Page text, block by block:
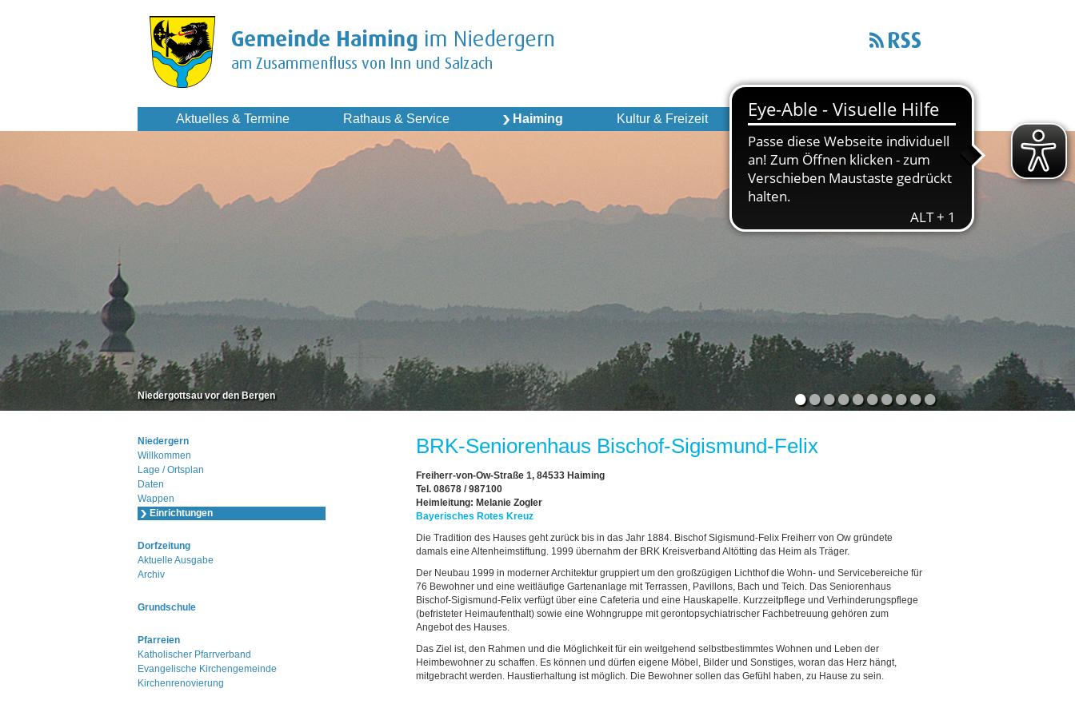
Aktuelles & Termine Rathaus & Service Haiming Kultur & Freizeit Wirtschaft & Infrastruktur
••••••••••
Niedergottsau vor den Bergen
Niedergern
Willkommen
Lage / Ortsplan
Daten
Wappen
Einrichtungen
Dorfzeitung
Aktuelle Ausgabe
Archiv
Grundschule
Pfarreien
Katholischer Pfarrverband
Evangelische Kirchengemeinde
Kirchenrenovierung
BRK-Seniorenhaus Bischof-Sigismund-Felix
Freiherr-von-Ow-Straße 1, 84533 Haiming
Tel. 08678 / 987100
Heimleitung: Melanie Zogler
Bayerisches Rotes Kreuz
Die Tradition des Hauses geht zurück bis in das Jahr 1884. Bischof Sigismund-Felix Freiherr von Ow gründete
damals eine Altenheimstiftung. 1999 übernahm der BRK Kreisverband Altötting das Heim als Träger.
Der Neubau 1999 in moderner Architektur gruppiert um den großzügigen Lichthof die Wohn- und Servicebereiche für
76 Bewohner und eine weitläufige Gartenanlage mit Terrassen, Pavillons, Bach und Teich. Das Seniorenhaus
Bischof-Sigismund-Felix verfügt über eine Cafeteria und eine Hauskapelle. Kurzzeitpflege und Verhinderungspflege
(befristeter Heimaufenthalt) sowie eine Wohngruppe mit gerontopsychiatrischer Fachbetreuung gehören zum
Angebot des Hauses.
Das Ziel ist, den Rahmen und die Möglichkeit für ein weitgehend selbstbestimmtes Wohnen und Leben der
Heimbewohner zu schaffen. Es können und dürfen eigene Möbel, Bilder und Sonstiges, woran das Herz hängt,
mitgebracht werden. Haustierhaltung ist möglich. Die Bewohner sollen das Gefühl haben, zu Hause zu sein.